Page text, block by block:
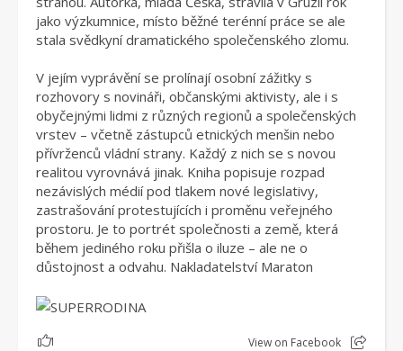
jako výzkumnice, místo běžné terénní práce se ale
stala svědkyní dramatického společenského zlomu.
V jejím vyprávění se prolínají osobní zážitky s
rozhovory s novináři, občanskými aktivisty, ale i s
obyčejnými lidmi z různých regionů a společenských
vrstev – včetně zástupců etnických menšin nebo
přívrženců vládní strany. Každý z nich se s novou
realitou vyrovnává jinak. Kniha popisuje rozpad
nezávislých médií pod tlakem nové legislativy,
zastrašování protestujících i proměnu veřejného
prostoru. Je to portrét společnosti a země, která
během jediného roku přišla o iluze – ale ne o
důstojnost a odvahu. Nakladatelství Maraton
1 View on Facebook